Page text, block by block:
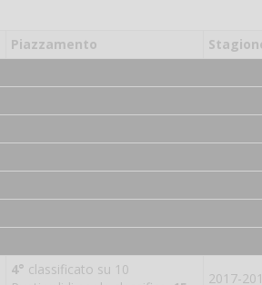
Piazzamento
4° classificato su 10
2017-